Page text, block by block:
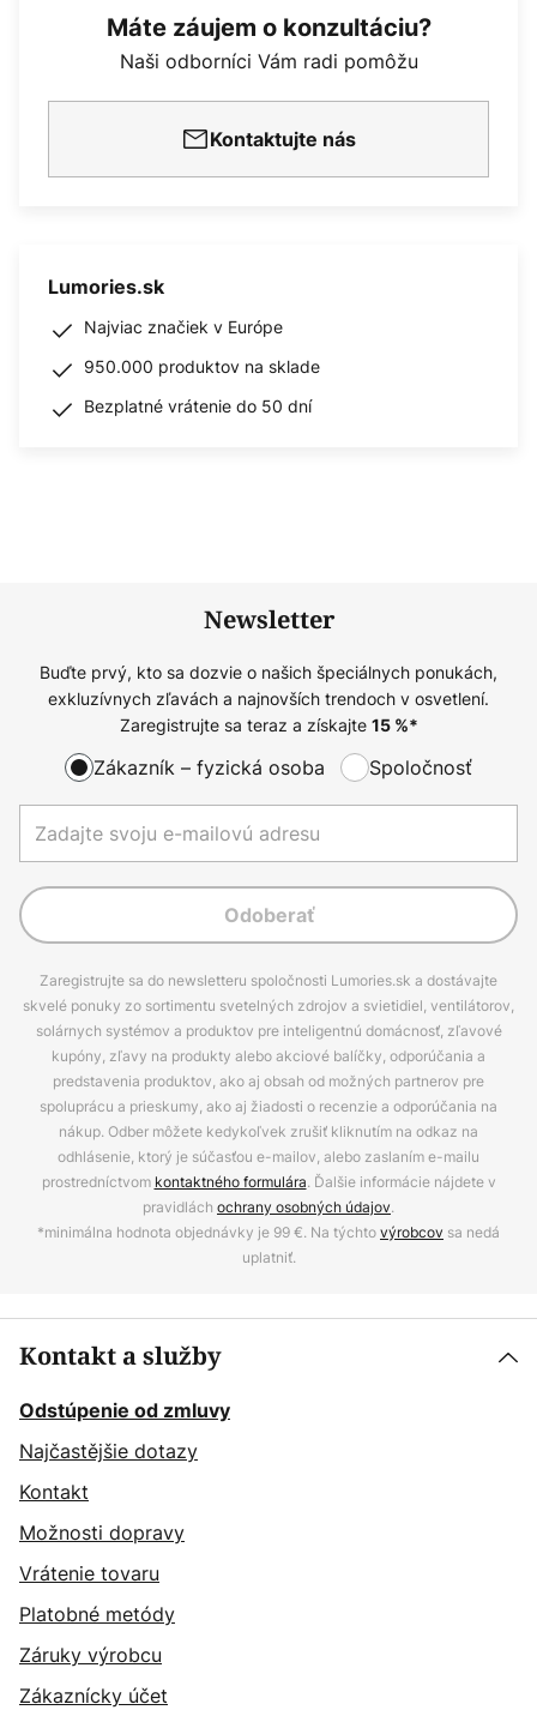
Máte záujem o konzultáciu?
Naši odborníci Vám radi pomôžu
Kontaktujte nás
Lumories.sk
Najviac značiek v Európe
950.000 produktov na sklade
Bezplatné vrátenie do 50 dní
Newsletter
Buďte prvý, kto sa dozvie o našich špeciálnych ponukách,
exkluzívnych zľavách a najnovších trendoch v osvetlení.
Zaregistrujte sa teraz a získajte 15%*
Zákazník – fyzická osoba Spoločnosť
Odoberať
Zaregistrujte sa do newsletteru spoločnosti Lumories.sk a dostávajte
skvelé ponuky zo sortimentu svetelných zdrojov a svietidiel, ventilátorov,
solárnych systémov a produktov pre inteligentnú domácnosť, zľavové
kupóny, zľavy na produkty alebo akciové balíčky, odporúčania a
predstavenia produktov, ako aj obsah od možných partnerov pre
spoluprácu a prieskumy, ako aj žiadosti o recenzie a odporúčania na
nákup. Odber môžete kedykoľvek zrušiť kliknutím na odkaz na
odhlásenie, ktorý je súčasťou e-mailov, alebo zaslaním e-mailu
prostredníctvom kontaktného formulára. Ďalšie informácie nájdete v
pravidlách ochrany osobných údajov.
*minimálna hodnota objednávky je 99 €. Na týchtovýrobcov sa nedá
uplatniť.
Kontakt a služby
Odstúpenie od zmluvy
Najčastějšie dotazy
Kontakt
Možnosti dopravy
Vrátenie tovaru
Platobné metódy
Záruky výrobcu
Zákaznícky účet